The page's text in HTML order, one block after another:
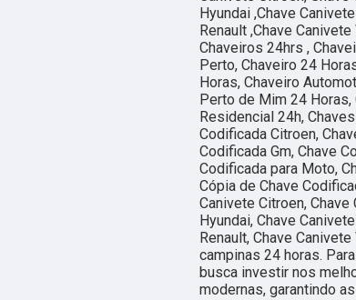
Hyundai ,Chave
Renault ,Chave
Chaveiros 24hrs ,
Perto, Chaveiro 24
Horas, Chaveiro
Perto de Mim 24
Residencial 24h,
Codificada Citroen,
Codificada Gm, Chave
Codificada para Moto,
Cópia de Chave
Canivete Citroen, Chave
Hyundai, Chave
Renault, Chave
campinas 24 horas.
busca investir nos
modernas, garantindo